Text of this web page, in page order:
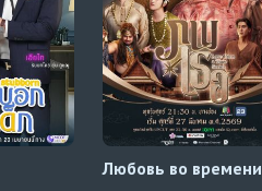
Любовь во времени